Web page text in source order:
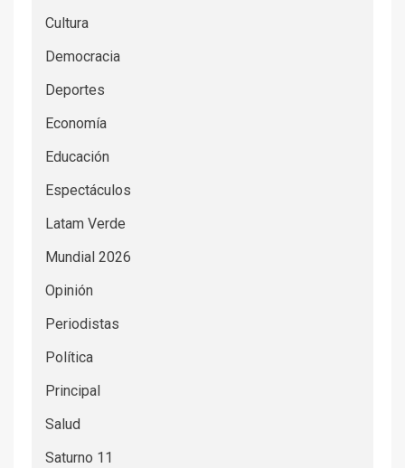
Cultura
Democracia
Deportes
Economía
Educación
Espectáculos
Latam Verde
Mundial 2026
Opinión
Periodistas
Política
Principal
Salud
Saturno 11